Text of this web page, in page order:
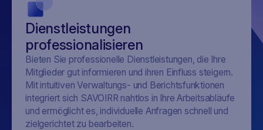
Dienstleistungen
professionalisieren
Bieten Sie professionelle Dienstleistungen, die Ihre
Mitglieder gut informieren und ihren Einfluss steigern.
Mit intuitiven Verwaltungs- und Berichtsfunktionen
integriert sich SAVOIRR nahtlos in Ihre Arbeitsabläufe
und ermöglicht es, individuelle Anfragen schnell und
zielgerichtet zu bearbeiten.